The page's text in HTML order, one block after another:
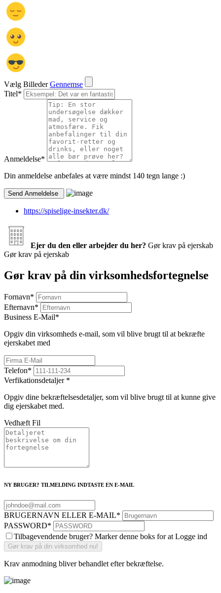
Vælg Billeder Gennemse
Titel*
Anmeldelse*
Din anmeldelse anbefales at være mindst 140 tegn lange :)
https://spiselige-insekter.dk/
Ejer du den eller arbejder du her? Gør krav på ejerskab
Gør krav på ejerskab
Gør krav på din virksomhedsfortegnelse
Fornavn*
Efternavn*
Business E-Mail*
Opgiv din virksomheds e-mail, som vil blive brugt til at bekræfte
ejerskabet med
Telefon*
Verfikationsdetaljer *
Opgiv dine bekræftelsesdetaljer, som vil blive brugt til at kunne give
dig ejerskabet med.
Vedhæft Fil
NY BRUGER? TILMELDING INDTASTE EN E-MAIL
BRUGERNAVN ELLER E-MAIL*
PASSWORD*
Tilbagevendende bruger? Marker denne boks for at Logge ind
Krav anmodning bliver behandlet efter bekræftelse.